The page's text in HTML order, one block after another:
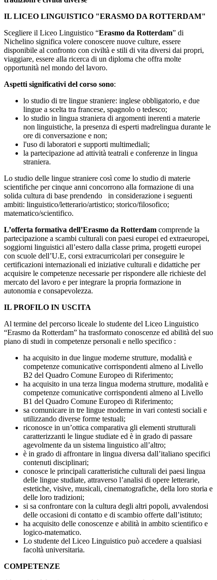
IL LICEO LINGUISTICO "ERASMO DA ROTTERDAM"
Scegliere il Liceo Linguistico “Erasmo da Rotterdam” di
Nichelino significa volere conoscere nuove culture, essere
disponibile al confronto con civiltà e stili di vita diversi dai propri,
viaggiare, essere alla ricerca di un diploma che offra molte
opportunità nel mondo del lavoro.
Aspetti significativi del corso sono:
lo studio di tre lingue straniere: inglese obbligatorio, e due
lingue a scelta tra francese, spagnolo o tedesco;
lo studio in lingua straniera di argomenti inerenti a materie
non linguistiche, la presenza di esperti madrelingua durante le
ore di conversazione e non;
l'uso di laboratori e supporti multimediali;
la partecipazione ad attività teatrali e conferenze in lingua
straniera.
Lo studio delle lingue straniere così come lo studio di materie
scientifiche per cinque anni concorrono alla formazione di una
solida cultura di base prendendo in considerazione i seguenti
ambiti: linguistico/letterario/artistico; storico/filosofico;
matematico/scientifico.
L’offerta formativa dell’Erasmo da Rotterdam comprende la
partecipazione a scambi culturali con paesi europei ed extraeuropei,
soggiorni linguistici all’estero dalla classe prima, progetti europei
con scuole dell’U.E, corsi extracurricolari per conseguire le
certificazioni internazionali ed iniziative culturali e didattiche per
acquisire le competenze necessarie per rispondere alle richieste del
mercato del lavoro e per integrare la propria formazione in
autonomia e consapevolezza.
IL PROFILO IN USCITA
Al termine del percorso liceale lo studente del Liceo Linguistico
“Erasmo da Rotterdam” ha trasformato conoscenze ed abilità del suo
piano di studi in competenze personali e nello specifico :
ha acquisito in due lingue moderne strutture, modalità e
competenze comunicative corrispondenti almeno al Livello
B2 del Quadro Comune Europeo di Riferimento;
ha acquisito in una terza lingua moderna strutture, modalità e
competenze comunicative corrispondenti almeno al Livello
B1 del Quadro Comune Europeo di Riferimento;
sa comunicare in tre lingue moderne in vari contesti sociali e
utilizzando diverse forme testuali;
riconosce in un’ottica comparativa gli elementi strutturali
caratterizzanti le lingue studiate ed è in grado di passare
agevolmente da un sistema linguistico all’altro;
è in grado di affrontare in lingua diversa dall’italiano specifici
contenuti disciplinari;
conosce le principali caratteristiche culturali dei paesi lingua
delle lingue studiate, attraverso l’analisi di opere letterarie,
estetiche, visive, musicali, cinematografiche, della loro storia e
delle loro tradizioni;
si sa confrontare con la cultura degli altri popoli, avvalendosi
delle occasioni di contatto e di scambio offerte dall’istituto;
ha acquisito delle conoscenze e abilità in ambito scientifico e
logico-matematico.
Lo studente del Liceo Linguistico può accedere a qualsiasi
facoltà universitaria.
COMPETENZE